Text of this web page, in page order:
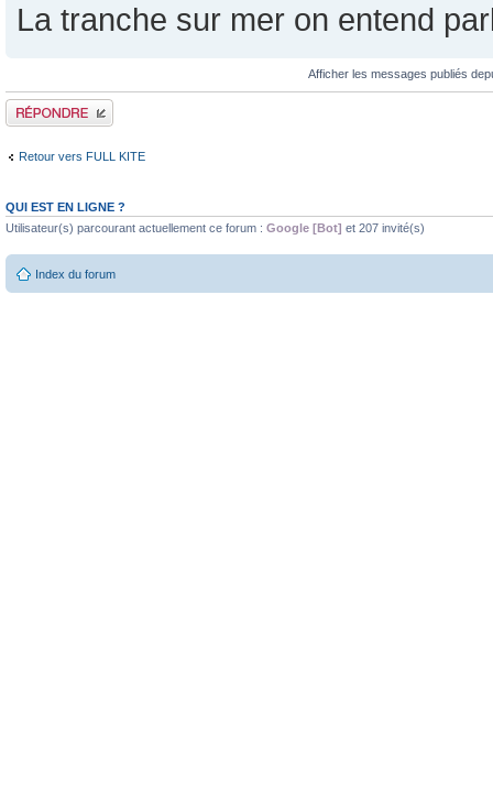
La tranche sur mer on entend
Afficher les messages publiés
Publier une réponse
Retour vers FULL KITE
QUI EST EN LIGNE ?
Utilisateur(s) parcourant actuellement ce forum : Google [Bot] et 207 invité(s)
Index du forum